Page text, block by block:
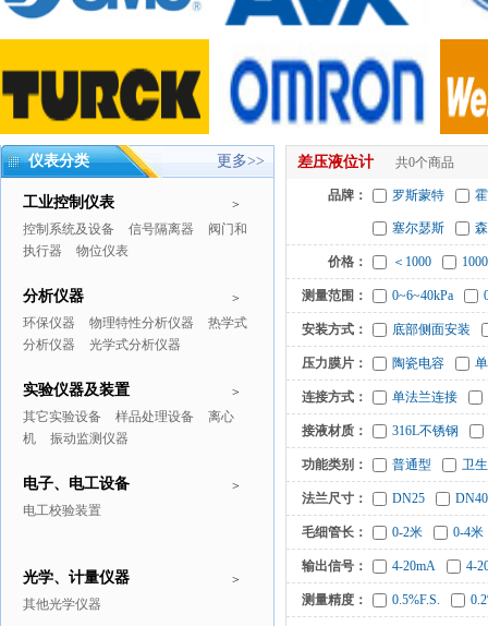
仪表分类 更多>>
>
工业控制仪表
控制系统及设备 信号隔离器
阀门和
执行器
物位仪表
>
分析仪器
环保仪器 物理特性分析仪器
热学式
分析仪器
光学式分析仪器
>
实验仪器及装置
其它实验设备 样品处理设备
离心
机
振动监测仪器
>
电子、电工设备
电工校验装置
>
光学、计量仪器
其他光学仪器
差压液位计 共0个商品
品牌： 罗斯蒙特
塞尔瑟斯
价格： ＜1000
测量范围： 0~6~40kPa
安装方式： 底部侧面安装
压力膜片： 陶瓷电容
连接方式： 单法兰连接
接液材质： 316L不锈钢
功能类别： 普通型 卫
法兰尺寸： DN25 DN40
毛细管长： 0-2米 0-4米
输出信号： 4-20mA 4-
测量精度： 0.5%F.S.